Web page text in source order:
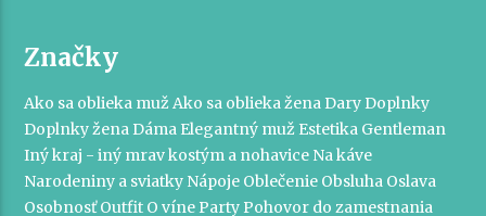
Značky
Ako sa oblieka muž Ako sa oblieka ženaDaryDoplnky
Doplnky ženaDáma Elegantný muž Estetika Gentleman
Iný kraj - iný mravkostým a nohavice Na káve
Narodeniny a sviatky Nápoje Oblečenie Obsluha Oslava
OsobnosťOutfit O víne Party Pohovor do zamestnania